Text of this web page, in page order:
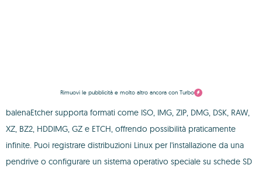
Rimuovi le pubblicità e molto altro ancora con Turbo
balenaEtcher supporta formati come ISO, IMG, ZIP, DMG, DSK, RAW,
XZ, BZ2, HDDIMG, GZ e ETCH, offrendo possibilità praticamente
infinite. Puoi registrare distribuzioni Linux per l'installazione da una
pendrive o configurare un sistema operativo speciale su schede SD